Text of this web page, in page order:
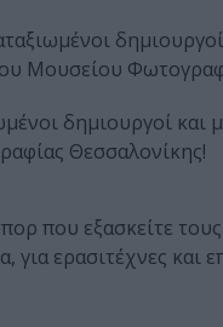
Μουσείου
δημιουργοί
Θεσσαλονίκης!
που εξασκείτε
για ερασιτέχνες και